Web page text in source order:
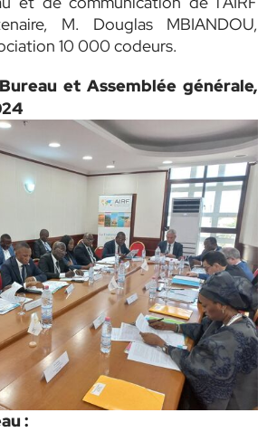
M. Douglas MBIANDOU,
10 000 codeurs.
et Assemblée générale,
: